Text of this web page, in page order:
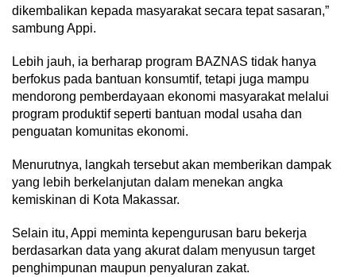
dikembalikan kepada masyarakat secara tepat sasaran,”
sambung Appi.
Lebih jauh, ia berharap program BAZNAS tidak hanya
berfokus pada bantuan konsumtif, tetapi juga mampu
mendorong pemberdayaan ekonomi masyarakat melalui
program produktif seperti bantuan modal usaha dan
penguatan komunitas ekonomi.
Menurutnya, langkah tersebut akan memberikan dampak
yang lebih berkelanjutan dalam menekan angka
kemiskinan di Kota Makassar.
Selain itu, Appi meminta kepengurusan baru bekerja
berdasarkan data yang akurat dalam menyusun target
penghimpunan maupun penyaluran zakat.